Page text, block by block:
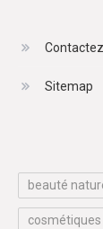
Sitemap
beauté